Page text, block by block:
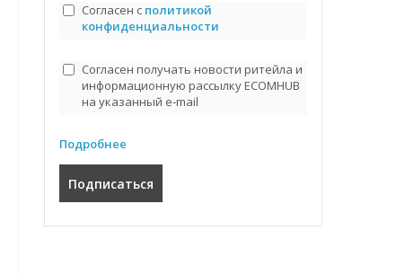
Согласен с политикой
конфиденциальности
Согласен получать новости ритейла и
информационную рассылку ECOMHUB
на указанный e-mail
Подробнее